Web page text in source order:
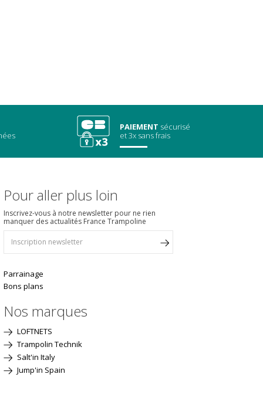
PAIEMENT sécurisé
et 3x sans frais
Pour aller plus loin
Inscrivez-vous à notre newsletter pour ne rien
manquer des actualités France Trampoline
Parrainage
Bons plans
Nos marques
LOFTNETS
Trampolin Technik
Salt'in Italy
Jump'in Spain